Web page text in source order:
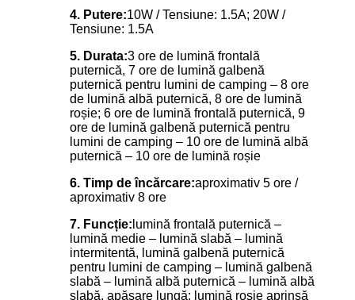
4. Putere:10W / Tensiune: 1.5A; 20W /
Tensiune: 1.5A
5. Durata:3 ore de lumină frontală
puternică, 7 ore de lumină galbenă
puternică pentru lumini de camping – 8 ore
de lumină albă puternică, 8 ore de lumină
roșie; 6 ore de lumină frontală puternică, 9
ore de lumină galbenă puternică pentru
lumini de camping – 10 ore de lumină albă
puternică – 10 ore de lumină roșie
6. Timp de încărcare:aproximativ 5 ore /
aproximativ 8 ore
7. Funcție: lumină frontală puternică –
lumină medie – lumină slabă – lumină
intermitentă, lumină galbenă puternică
pentru lumini de camping – lumină galbenă
slabă – lumină albă puternică – lumină albă
slabă, apăsare lungă: lumină roșie aprinsă